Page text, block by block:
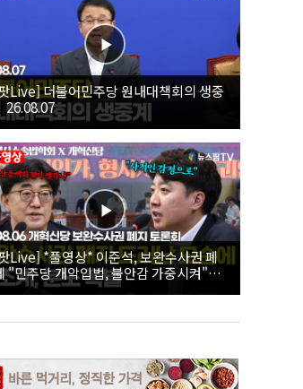
Live] 더불어민주당 원내대책회의 생중
26.08.07
Live] *풀영상* 이준석, 보완수사권 폐
"민주당 개악입법, 불안감 가중시켜"｜
개혁신당 보완수사권 폐지 토론회